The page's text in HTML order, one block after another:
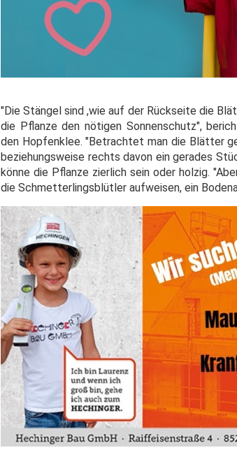
"Die Stängel sind ,wie auf der Rückseite die
die Pflanze den nötigen Sonnenschutz",
den Hopfenklee. "Betrachtet man die Blätter
beziehungsweise rechts davon ein gerades
könne die Pflanze zierlich sein oder holzig.
die Schmetterlingsblütler aufweisen, ein